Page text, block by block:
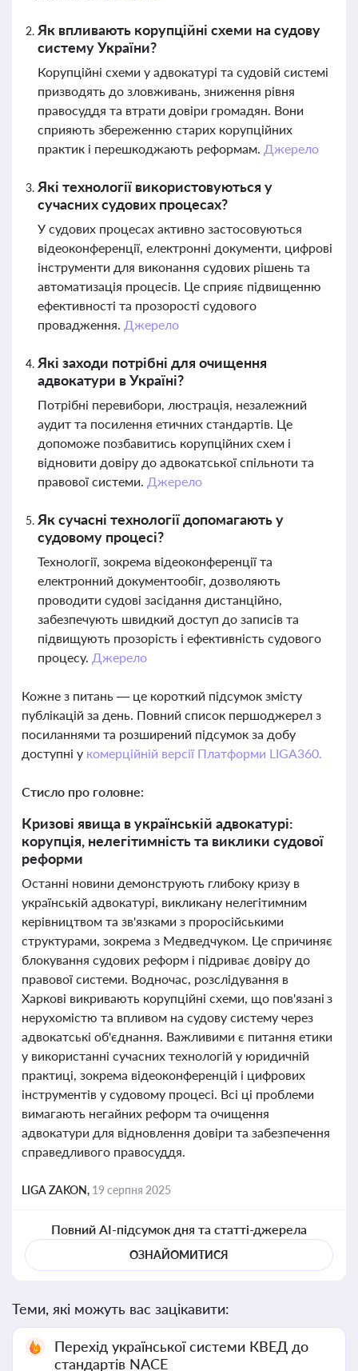
Як впливають корупційні схеми на судову
систему України?
Корупційні схеми у адвокатурі та судовій системі
призводять до зловживань, зниження рівня
правосуддя та втрати довіри громадян. Вони
сприяють збереженню старих корупційних
практик і перешкоджають реформам. Джерело
Які технології використовуються у
сучасних судових процесах?
У судових процесах активно застосовуються
відеоконференції, електронні документи, цифрові
інструменти для виконання судових рішень та
автоматизація процесів. Це сприяє підвищенню
ефективності та прозорості судового
провадження. Джерело
Які заходи потрібні для очищення
адвокатури в Україні?
Потрібні перевибори, люстрація, незалежний
аудит та посилення етичних стандартів. Це
допоможе позбавитись корупційних схем і
відновити довіру до адвокатської спільноти та
правової системи. Джерело
Як сучасні технології допомагають у
судовому процесі?
Технології, зокрема відеоконференції та
електронний документообіг, дозволяють
проводити судові засідання дистанційно,
забезпечують швидкий доступ до записів та
підвищують прозорість і ефективність судового
процесу. Джерело
Кожне з питань — це короткий підсумок змісту
публікацій за день. Повний список першоджерел з
посиланнями та розширений підсумок за добу
доступні у комерційній версії Платформи LIGA360.
Стисло про головне:
Кризові явища в українській адвокатурі:
корупція, нелегітимність та виклики судової
реформи
Останні новини демонструють глибоку кризу в
українській адвокатурі, викликану нелегітимним
керівництвом та зв'язками з проросійськими
структурами, зокрема з Медведчуком. Це спричиняє
блокування судових реформ і підриває довіру до
правової системи. Водночас, розслідування в
Харкові викривають корупційні схеми, що пов'язані з
нерухомістю та впливом на судову систему через
адвокатські об'єднання. Важливими є питання етики
у використанні сучасних технологій у юридичній
практиці, зокрема відеоконференцій і цифрових
інструментів у судовому процесі. Всі ці проблеми
вимагають негайних реформ та очищення
адвокатури для відновлення довіри та забезпечення
справедливого правосуддя.
LIGA ZAKON, 19 серпня 2025
Повний AI-підсумок дня та статті-джерела
ОЗНАЙОМИТИСЯ
Теми, які можуть вас зацікавити:
Перехід української системи КВЕД до
стандартів NACE